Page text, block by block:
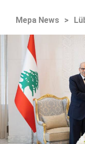
Mepa News >